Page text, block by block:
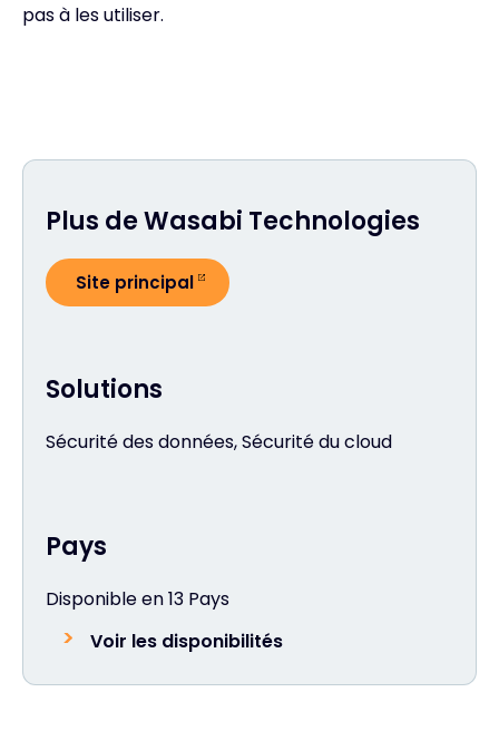
pas à les utiliser.
Pays
Disponible en 13 Pays
Voir les disponibilités
Solutions
Sécurité des données, Sécurité du cloud
Plus de Wasabi Technologies
Site principal